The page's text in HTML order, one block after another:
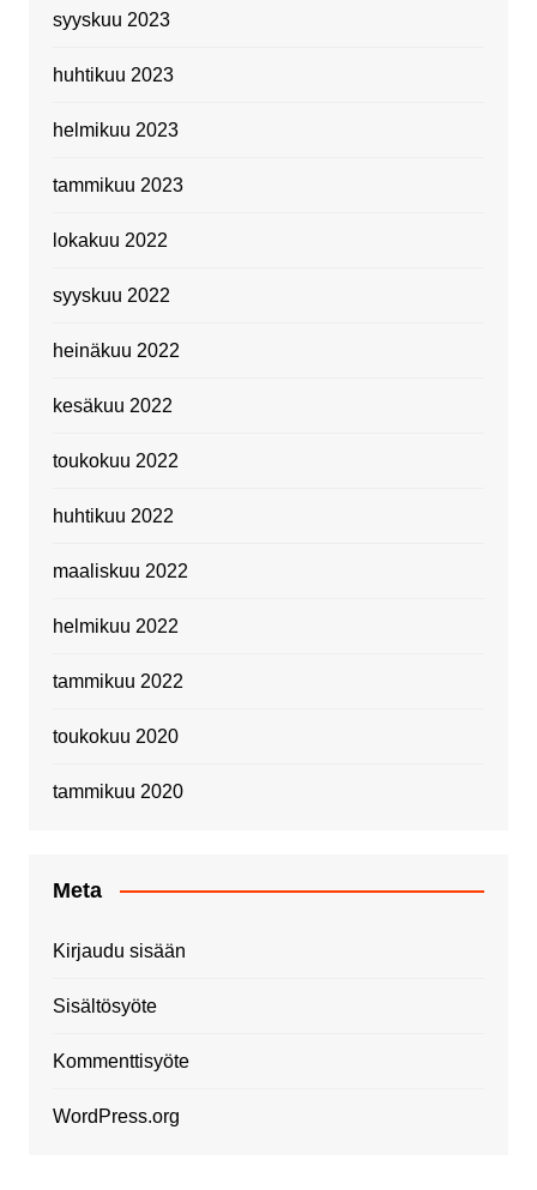
syyskuu 2023
huhtikuu 2023
helmikuu 2023
tammikuu 2023
lokakuu 2022
syyskuu 2022
heinäkuu 2022
kesäkuu 2022
toukokuu 2022
huhtikuu 2022
maaliskuu 2022
helmikuu 2022
tammikuu 2022
toukokuu 2020
tammikuu 2020
Meta
Kirjaudu sisään
Sisältösyöte
Kommenttisyöte
WordPress.org